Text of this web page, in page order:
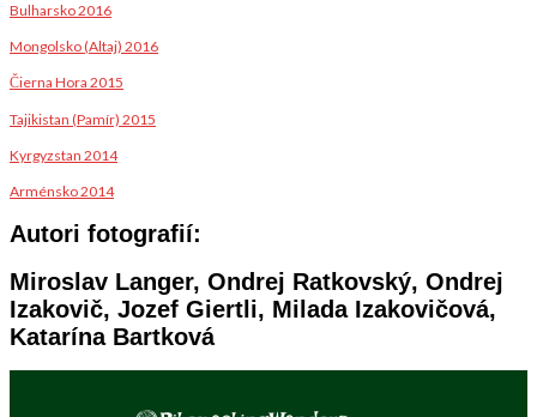
Bulharsko 2016
Mongolsko (Altaj) 2016
Čierna Hora 2015
Tajikistan (Pamír) 2015
Kyrgyzstan 2014
Arménsko 2014
Autori fotografií:
Miroslav Langer, Ondrej Ratkovský, Ondrej
Izakovič, Jozef Giertli, Milada Izakovičová,
Katarína Bartková